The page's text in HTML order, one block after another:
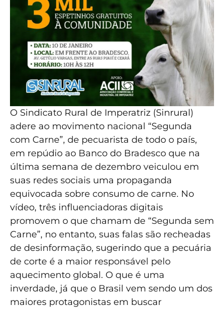
O Sindicato Rural de Imperatriz (Sinrural)
adere ao movimento nacional “Segunda
com Carne”, de pecuarista de todo o país,
em repúdio ao Banco do Bradesco que na
última semana de dezembro veiculou em
suas redes sociais uma propaganda
equivocada sobre consumo de carne. No
vídeo, três influenciadoras digitais
promovem o que chamam de “Segunda sem
Carne”, no entanto, suas falas são recheadas
de desinformação, sugerindo que a pecuária
de corte é a maior responsável pelo
aquecimento global. O que é uma
inverdade, já que o Brasil vem sendo um dos
maiores protagonistas em buscar